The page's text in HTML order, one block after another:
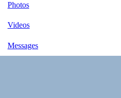
Photos
Videos
Messages